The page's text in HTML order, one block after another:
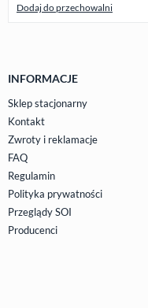
Dodaj do przechowalni
INFORMACJE
Sklep stacjonarny
Kontakt
Zwroty i reklamacje
FAQ
Regulamin
Polityka prywatności
Przeglądy SOI
Producenci